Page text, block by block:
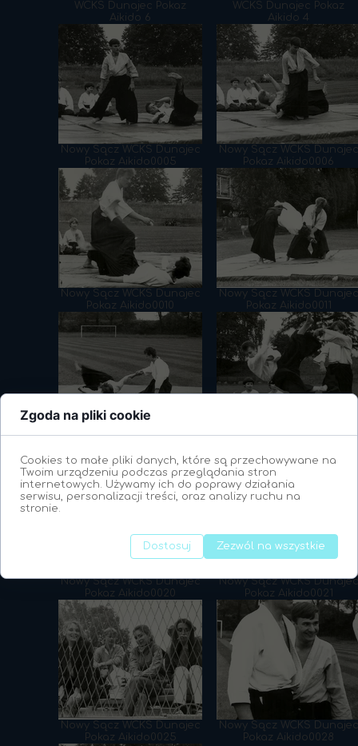
WCKS Dunajec Pokaz
Aikido 6
WCKS Dunajec Pokaz
Aikido 4
Nowy Sącz WCKS Dunajec
Pokaz Aikido0005
Nowy Sącz WCKS Dunajec
Pokaz Aikido0006
Nowy Sącz WCKS Dunajec
Pokaz Aikido0010
Nowy Sącz WCKS Dunajec
Pokaz Aikido0011
Nowy Sącz WCKS Dunajec
Nowy Sącz WCKS Dunajec
Nowy Sącz WCKS Dunajec
Pokaz Aikido0020
Nowy Sącz WCKS Dunajec
Pokaz Aikido0021
Nowy Sącz WCKS Dunajec
Pokaz Aikido0025
Nowy Sącz WCKS Dunajec
Pokaz Aikido0028
Zgoda na pliki cookie
Cookies to małe pliki danych, które są przechowywane na
Twoim urządzeniu podczas przeglądania stron
internetowych. Używamy ich do poprawy działania
serwisu, personalizacji treści, oraz analizy ruchu na
stronie.
Dostosuj Zezwól na wszystkie